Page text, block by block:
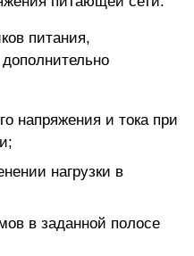
питания,
напряжения и тока при
нагрузки в
в заданной полосе